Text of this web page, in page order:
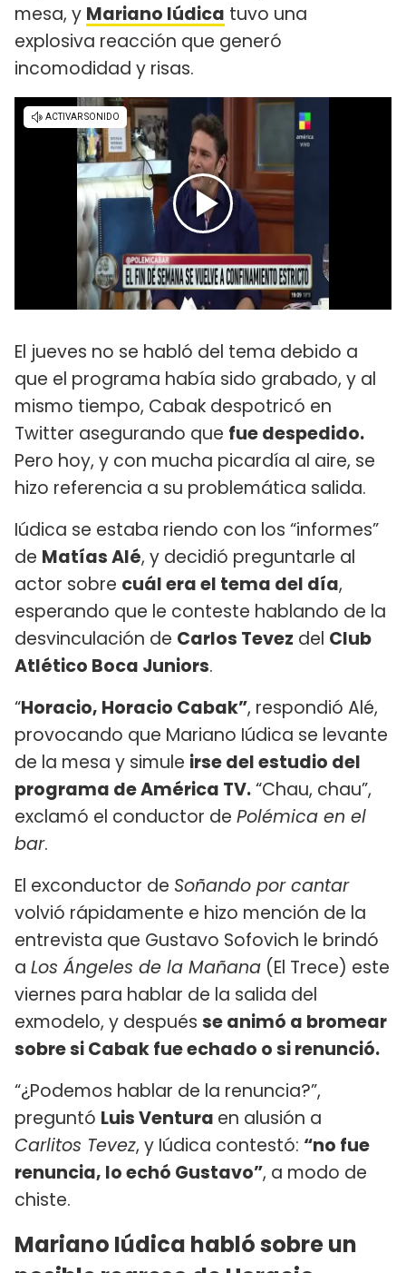
mesa, y Mariano Iúdica tuvo una
explosiva reacción que generó
incomodidad y risas.
El jueves no se habló del tema debido a
que el programa había sido grabado, y al
mismo tiempo, Cabak despotricó en
Twitter asegurando que fue despedido.
Pero hoy, y con mucha picardía al aire, se
hizo referencia a su problemática salida.
Iúdica se estaba riendo con los “informes”
de Matías Alé, y decidió preguntarle al
actor sobre cuál era el tema del día,
esperando que le conteste hablando de la
desvinculación de Carlos Tevez del Club
Atlético Boca Juniors.
“Horacio, Horacio Cabak”, respondió Alé,
provocando que Mariano Iúdica se levante
de la mesa y simule irse del estudio del
programa de América TV.“Chau, chau”,
exclamó el conductor de Polémica en el
bar.
El exconductor de Soñando por cantar
volvió rápidamente e hizo mención de la
entrevista que Gustavo Sofovich le brindó
a Los Ángeles de la Mañana (El Trece) este
viernes para hablar de la salida del
exmodelo, y después se animó a bromear
sobre si Cabak fue echado o si renunció.
“¿Podemos hablar de la renuncia?”,
preguntó Luis Ventura en alusión a
Carlitos Tevez, y Iúdica contestó: “no fue
renuncia, lo echó Gustavo”, a modo de
chiste.
Mariano Iúdica habló sobre un